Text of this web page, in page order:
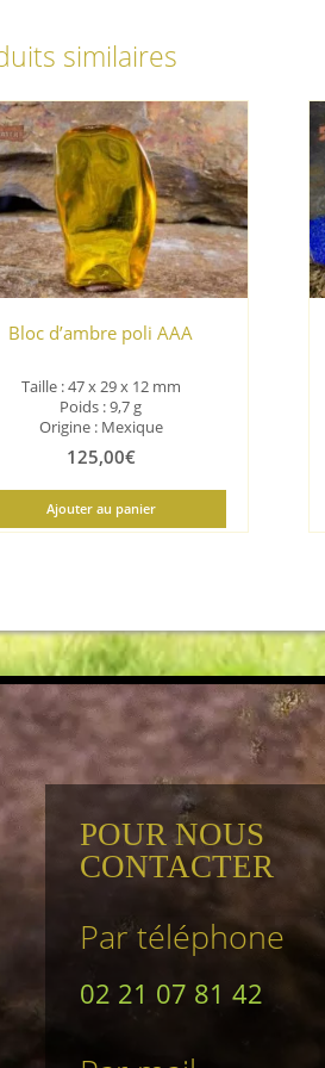
similaires
Bloc d’ambre poli AAA
Taille : 47 x 29 x 12 mm
Poids : 9,7 g
Origine : Mexique
125,00€
Ajouter au panier
POUR NOUS
CONTACTER
Par téléphone
02 21 07 81 42